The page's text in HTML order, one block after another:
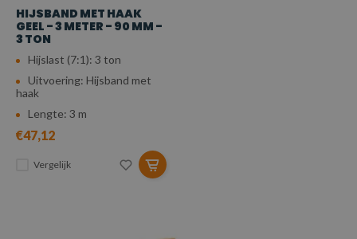
HIJSBAND MET HAAK
GEEL - 3 METER - 90 MM -
3 TON
Hijslast (7:1): 3 ton
Uitvoering: Hijsband met
haak
Lengte: 3 m
€47,12
Vergelijk